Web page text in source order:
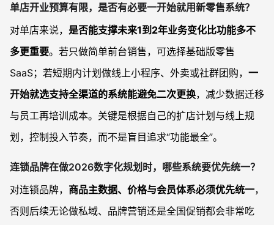
单店开业预算有限，是否有必要一开始就用新零售系统？
对单店来说， 是否能支撑未来1到2年业务变化比功能多不
多更重要。若只做简单前台销售，可选择基础版零售
SaaS；若短期内计划做线上小程序、外卖或社群团购， 一
开始就选支持全渠道的系统能避免二次更换，减少数据迁移
与员工再培训成本。关键是根据自己的扩店计划与线上规
划，控制投入节奏，而不是盲目追求“功能最全”。
连锁品牌在做2026数字化规划时，哪些系统要优先统一？
对连锁品牌， 商品主数据、价格与会员体系必须优先统一，
否则后续无论做私域、品牌营销还是全国促销都会非常吃